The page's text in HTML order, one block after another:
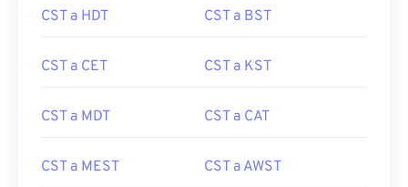
CST a HDT CST a BST
CST a CET CST a KST
CST a MDT CST a CAT
CST a MEST CST a AWST